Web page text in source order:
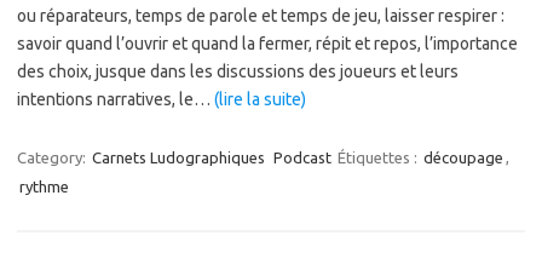
ou réparateurs, temps de parole et temps de jeu, laisser respirer :
savoir quand l’ouvrir et quand la fermer, répit et repos, l’importance
des choix, jusque dans les discussions des joueurs et leurs
intentions narratives, le… (lire la suite)
Category: Carnets Ludographiques Podcast Étiquettes : découpage ,
rythme